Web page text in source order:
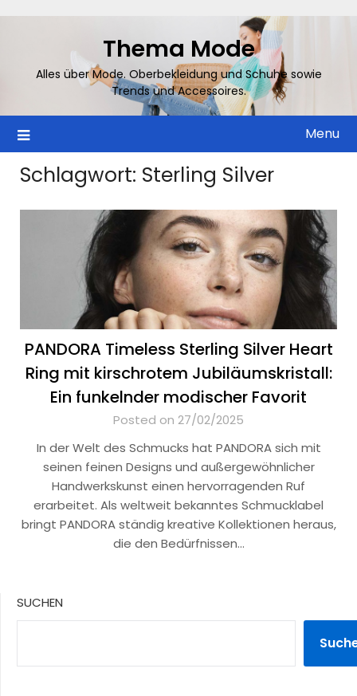
Thema Mode
Alles über Mode. Oberbekleidung und Schuhe sowie
Trends und Accessoires.
Menu
Schlagwort: Sterling Silver
PANDORA Timeless Sterling Silver Heart
Ring mit kirschrotem Jubiläumskristall:
Ein funkelnder modischer Favorit
Posted on 27/02/2025
In der Welt des Schmucks hat PANDORA sich mit
seinen feinen Designs und außergewöhnlicher
Handwerkskunst einen hervorragenden Ruf
erarbeitet. Als weltweit bekanntes Schmucklabel
bringt PANDORA ständig kreative Kollektionen heraus,
die den Bedürfnissen…
SUCHEN